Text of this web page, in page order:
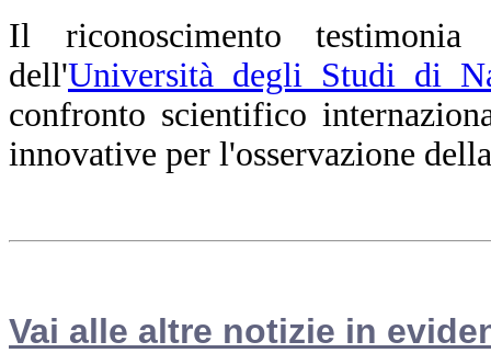
Il riconoscimento
dell'Università degli Studi di
confronto scientifico
innovative per l'osservazione
Vai alle altre notizie in